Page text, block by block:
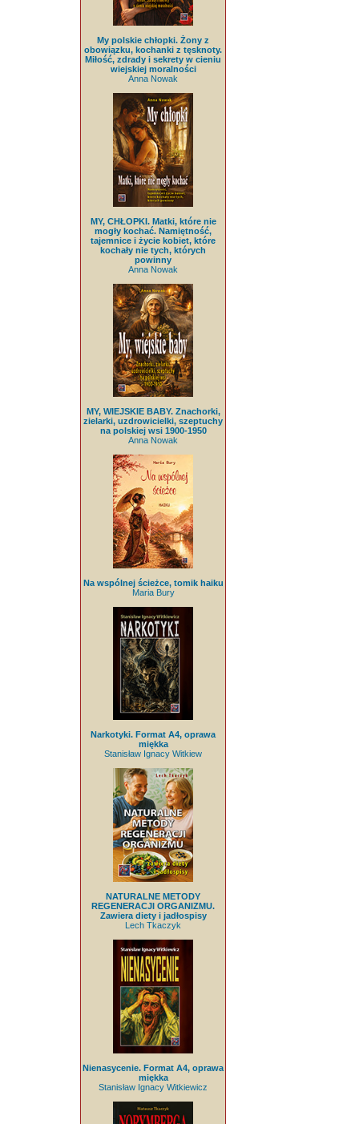
My polskie chłopki. Żony z
obowiązku, kochanki z tęsknoty.
Miłość, zdrady i sekrety w cieniu
wiejskiej moralności
Anna Nowak
MY, CHŁOPKI. Matki, które nie
mogły kochać. Namiętność,
tajemnice i życie kobiet, które
kochały nie tych, których
powinny
Anna Nowak
MY, WIEJSKIE BABY. Znachorki,
zielarki, uzdrowicielki, szeptuchy
na polskiej wsi 1900-1950
Anna Nowak
Na wspólnej ścieżce, tomik haiku
Maria Bury
Narkotyki. Format A4, oprawa
miękka
Stanisław Ignacy Witkiew
NATURALNE METODY
REGENERACJI ORGANIZMU.
Zawiera diety i jadłospisy
Lech Tkaczyk
Nienasycenie. Format A4, oprawa
miękka
Stanisław Ignacy Witkiewicz